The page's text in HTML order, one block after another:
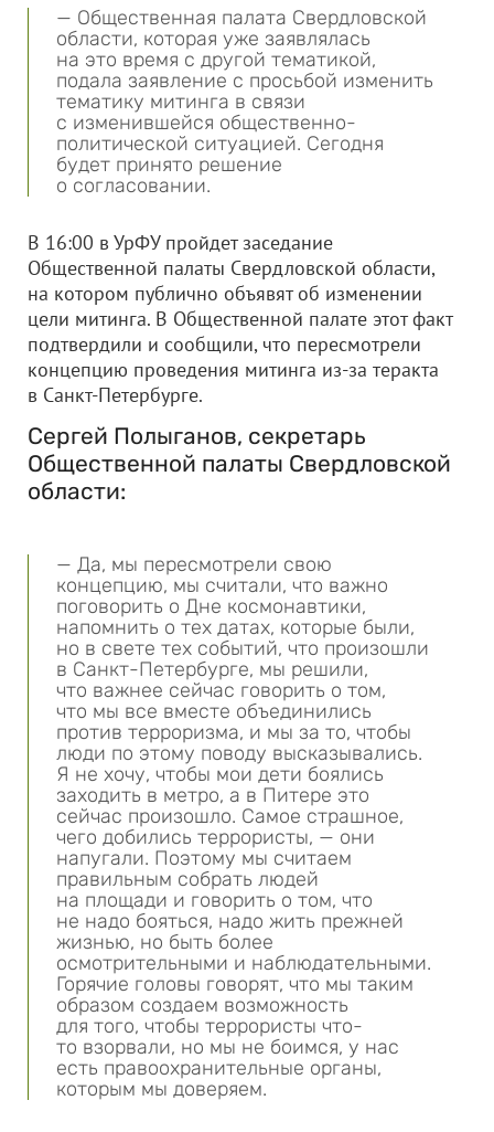
— Общественная палата Свердловской
области, которая уже заявлялась
на это время с другой тематикой,
подала заявление с просьбой изменить
тематику митинга в связи
с изменившейся общественно-
политической ситуацией. Сегодня
будет принято решение
о согласовании.
В 16:00 в УрФУ пройдет заседание
Общественной палаты Свердловской области,
на котором публично объявят об изменении
цели митинга. В Общественной палате этот факт
подтвердили и сообщили, что пересмотрели
концепцию проведения митинга из-за теракта
в Санкт-Петербурге.
Сергей Полыганов, секретарь
Общественной палаты Свердловской
области:
— Да, мы пересмотрели свою
концепцию, мы считали, что важно
поговорить о Дне космонавтики,
напомнить о тех датах, которые были,
но в свете тех событий, что произошли
в Санкт-Петербурге, мы решили,
что важнее сейчас говорить о том,
что мы все вместе объединились
против терроризма, и мы за то, чтобы
люди по этому поводу высказывались.
Я не хочу, чтобы мои дети боялись
заходить в метро, а в Питере это
сейчас произошло. Самое страшное,
чего добились террористы, — они
напугали. Поэтому мы считаем
правильным собрать людей
на площади и говорить о том, что
не надо бояться, надо жить прежней
жизнью, но быть более
осмотрительными и наблюдательными.
Горячие головы говорят, что мы таким
образом создаем возможность
для того, чтобы террористы что-
то взорвали, но мы не боимся, у нас
есть правоохранительные органы,
которым мы доверяем.